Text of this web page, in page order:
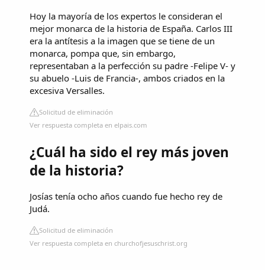
Hoy la mayoría de los expertos le consideran el
mejor monarca de la historia de España. Carlos III
era la antítesis a la imagen que se tiene de un
monarca, pompa que, sin embargo,
representaban a la perfección su padre -Felipe V- y
su abuelo -Luis de Francia-, ambos criados en la
excesiva Versalles.
Solicitud de eliminación
Ver respuesta completa en elpais.com
¿Cuál ha sido el rey más joven
de la historia?
Josías tenía ocho años cuando fue hecho rey de
Judá.
Solicitud de eliminación
Ver respuesta completa en churchofjesuschrist.org